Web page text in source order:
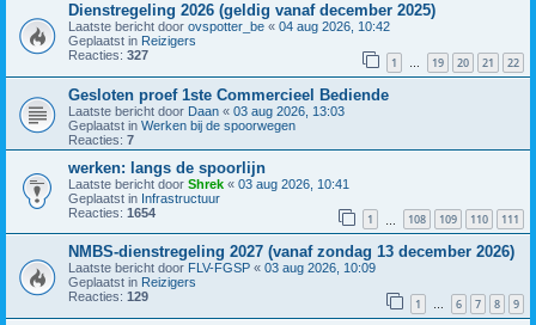
Dienstregeling 2026 (geldig vanaf december 2025)
Laatste bericht door ovspotter_be « 04 aug 2026, 10:42
Geplaatst in Reizigers
Reacties: 327 1 … 19 20 21 22
Gesloten proef 1ste Commercieel Bediende
Laatste bericht door Daan « 03 aug 2026, 13:03
Geplaatst in Werken bij de spoorwegen
Reacties: 7
werken: langs de spoorlijn
Laatste bericht door Shrek « 03 aug 2026, 10:41
Geplaatst in Infrastructuur
Reacties: 1654 1 108 109 110 111
NMBS-dienstregeling 2027 (vanaf zondag 13 december 2026)
Laatste bericht door FLV-FGSP « 03 aug 2026, 10:09
Geplaatst in Reizigers
Reacties: 129 1 … 6 7 8 9